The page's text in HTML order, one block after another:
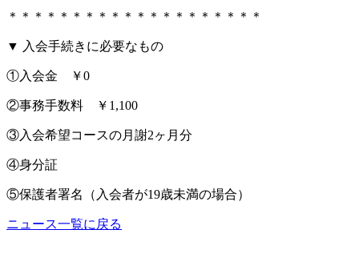
＊＊＊＊＊＊＊＊＊＊＊＊＊＊＊＊＊＊＊＊
▼ 入会手続きに必要なもの
①入会金 ￥0
②事務手数料 ￥1,100
③入会希望コースの月謝2ヶ月分
④身分証
⑤保護者署名（入会者が19歳未満の場合）
ニュース一覧に戻る